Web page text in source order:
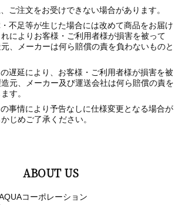
ご注文をお受けできない場合があります。
不足等が生じた場合には改めて商品をお届け
によりお客様・ご利用者様が損害を被って
、メーカーは何ら賠償の責を負わないものと
遅延により、お客様・ご利用者様が損害を被
元、メーカー及び運送会社は何ら賠償の責を
す。
事情により予告なしに仕様変更となる場合が
じめご了承ください。
ABOUT US
コーポレーション